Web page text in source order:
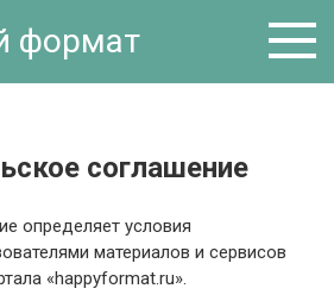
формат
соглашение
определяет условия
материалов и сервисов
«happyformat.ru».